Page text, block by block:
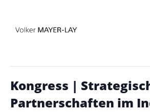
« Alle Veranstaltungen
Kongress |
Partnerschaften im